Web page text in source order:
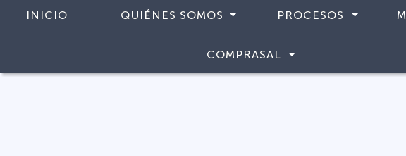
INICIO QUIÉNES SOMOS PROCESOS
COMPRASAL